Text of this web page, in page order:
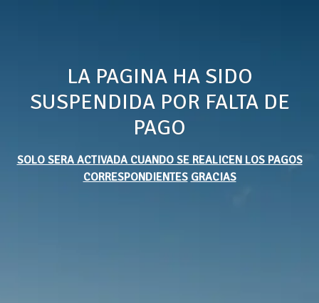
LA PAGINA HA SIDO
SUSPENDIDA POR FALTA DE
PAGO
SOLO SERA ACTIVADA CUANDO SE REALICEN LOS PAGOS
CORRESPONDIENTES GRACIAS